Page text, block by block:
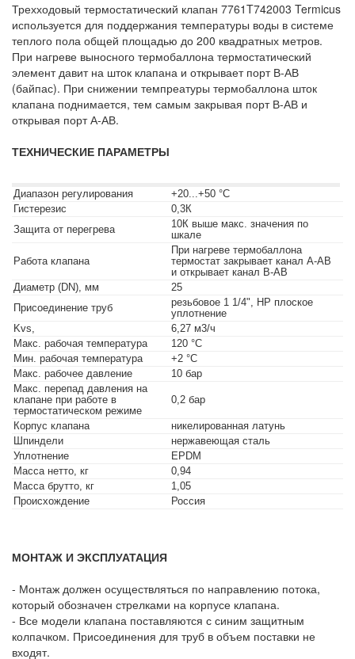
Трехходовый термостатический клапан 7761T742003 Termicus
используется для поддержания температуры воды в системе
теплого пола общей площадью до 200 квадратных метров.
При нагреве выносного термобаллона термостатический
элемент давит на шток клапана и открывает порт В-АВ
(байпас). При снижении темпреатуры термобаллона шток
клапана поднимается, тем самым закрывая порт В-АВ и
открывая порт А-АВ.
ТЕХНИЧЕСКИЕ ПАРАМЕТРЫ
Диапазон регулирования
+20...+50 °С
Гистерезис
0,3К
Защита от перегрева
10К выше макс. значения по
шкале
Работа клапана
При нагреве термобаллона
термостат закрывает канал А-АВ
и открывает канал В-АВ
Диаметр (DN), мм
25
Присоединение труб
резьбовое 1 1/4", НР плоское
уплотнение
Kvs,
6,27 м3/ч
Макс. рабочая температура
120 °C
Мин. рабочая температура
+2 °C
Макс. рабочее давление
10 бар
Макс. перепад давления на
клапане при работе в
термостатическом режиме
0,2 бар
Корпус клапана
никелированная латунь
Шпиндели
нержавеющая сталь
Уплотнение
EPDM
Масса нетто, кг
0,94
Масса брутто, кг
1,05
Происхождение
Россия
МОНТАЖ И ЭКСПЛУАТАЦИЯ
- Монтаж должен осуществляться по направлению потока,
который обозначен стрелками на корпусе клапана.
- Все модели клапана поставляются с синим защитным
колпачком. Присоединения для труб в объем поставки не
входят.